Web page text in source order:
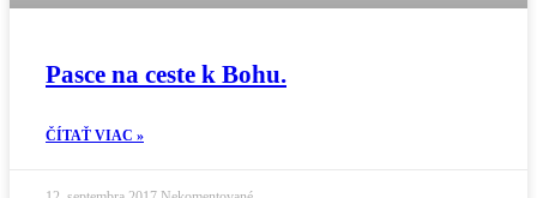
Pasce na ceste k Bohu.
ČÍTAŤ VIAC »